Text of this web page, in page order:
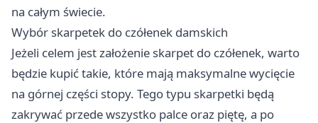
na całym świecie.
Wybór skarpetek do czółenek damskich
Jeżeli celem jest założenie skarpet do czółenek, warto
będzie kupić takie, które mają maksymalne wycięcie
na górnej części stopy. Tego typu skarpetki będą
zakrywać przede wszystko palce oraz piętę, a po